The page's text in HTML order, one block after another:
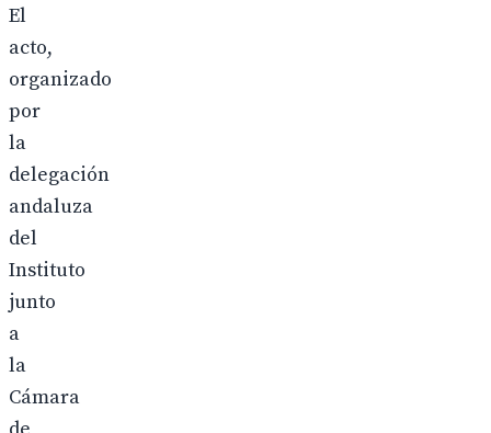
El
acto,
organizado
por
la
delegación
andaluza
del
Instituto
junto
a
la
Cámara